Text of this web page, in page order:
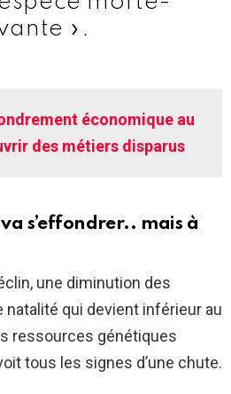
».
économique au
des métiers disparus
va s’effondrer.. mais à
une diminution des
natalité qui devient inférieur au
ressources génétiques
tous les signes d’une chute.